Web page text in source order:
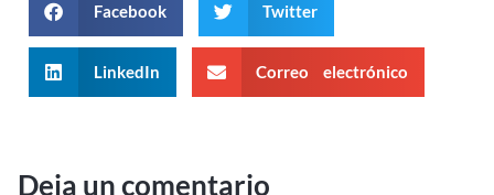
Facebook Twitter
LinkedIn Correo electrónico
Deja un comentario